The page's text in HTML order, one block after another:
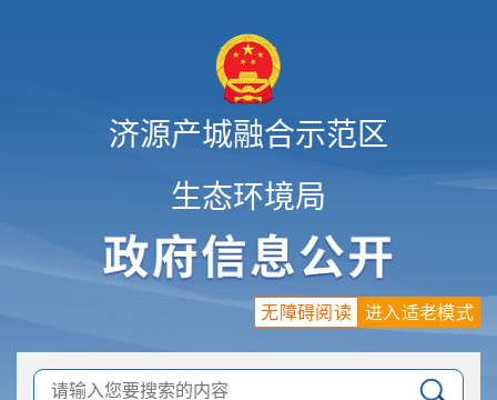
济源产城融合示范区
生态环境局
进入适老模式
无障碍阅读